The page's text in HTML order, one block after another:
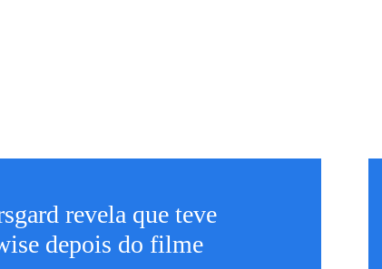
revela que teve
depois do filme